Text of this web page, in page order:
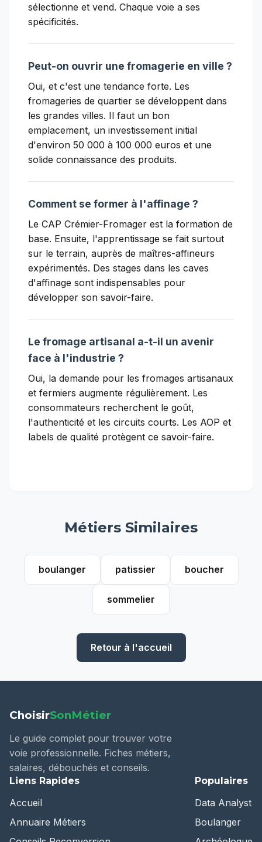
sélectionne et vend. Chaque voie a ses
spécificités.
Peut-on ouvrir une fromagerie en ville ?
Oui, et c'est une tendance forte. Les
fromageries de quartier se développent dans
les grandes villes. Il faut un bon
emplacement, un investissement initial
d'environ 50 000 à 100 000 euros et une
solide connaissance des produits.
Comment se former à l'affinage ?
Le CAP Crémier-Fromager est la formation de
base. Ensuite, l'apprentissage se fait surtout
sur le terrain, auprès de maîtres-affineurs
expérimentés. Des stages dans les caves
d'affinage sont indispensables pour
développer son savoir-faire.
Le fromage artisanal a-t-il un avenir
face à l'industrie ?
Oui, la demande pour les fromages artisanaux
et fermiers augmente régulièrement. Les
consommateurs recherchent le goût,
l'authenticité et les circuits courts. Les AOP et
labels de qualité protègent ce savoir-faire.
Métiers Similaires
boulanger patissier boucher
sommelier
Retour à l'accueil
ChoisirSonMétier
Le guide complet pour trouver votre
voie professionnelle. Fiches métiers,
salaires, débouchés et conseils.
Liens Rapides
Accueil
Annuaire Métiers
Populaires
Data Analyst
Boulanger